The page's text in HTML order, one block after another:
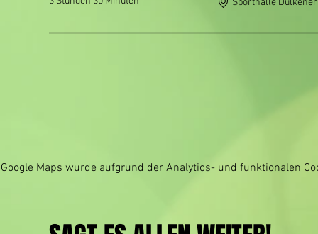
Google Maps wurde aufgrund der Analytics- und funktionalen